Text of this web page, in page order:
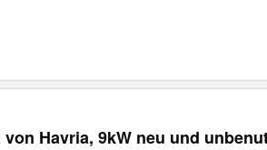
Havria, 9kW neu und